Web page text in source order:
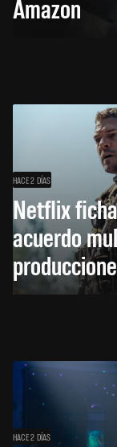
Amazon
HACE 2 DÍAS
Netflix
acuerdo
HACE 2 DÍAS